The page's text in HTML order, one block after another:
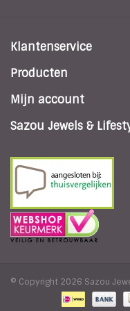
Klantenservice
Producten
Mijn account
Sazou Jewels &
© Copyright 2026 Sazou